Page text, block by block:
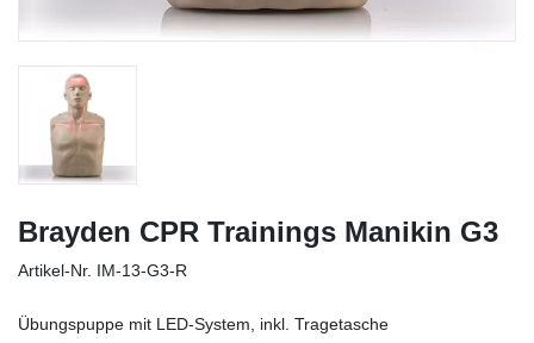
Brayden CPR Trainings Manikin G3
Artikel-Nr. IM-13-G3-R
Übungspuppe mit LED-System, inkl. Tragetasche